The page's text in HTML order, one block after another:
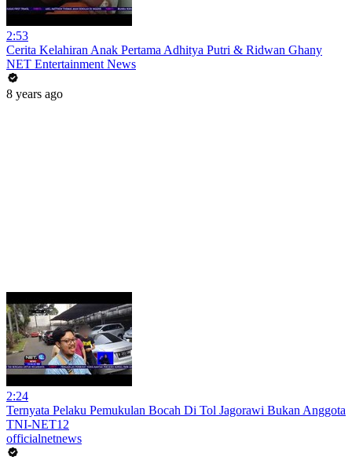
2:53
Cerita Kelahiran Anak Pertama Adhitya Putri & Ridwan Ghany
NET Entertainment News
8 years ago
2:24
Ternyata Pelaku Pemukulan Bocah Di Tol Jagorawi Bukan Anggota
TNI-NET12
officialnetnews